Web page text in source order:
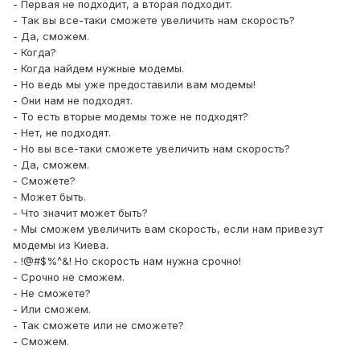
- Первая не подходит, а вторая подходит.
- Так вы все-таки сможете увеличить нам скорость?
- Да, сможем.
- Когда?
- Когда найдем нужные модемы.
- Но ведь мы уже предоставили вам модемы!
- Они нам не подходят.
- То есть вторые модемы тоже не подходят?
- Нет, не подходят.
- Но вы все-таки сможете увеличить нам скорость?
- Да, сможем.
- Сможете?
- Может быть.
- Что значит может быть?
- Мы сможем увеличить вам скорость, если нам привезут
модемы из Киева.
- !@#$%^&! Но скорость нам нужна срочно!
- Срочно не сможем.
- Не сможете?
- Или сможем.
- Так сможете или не сможете?
- Сможем.